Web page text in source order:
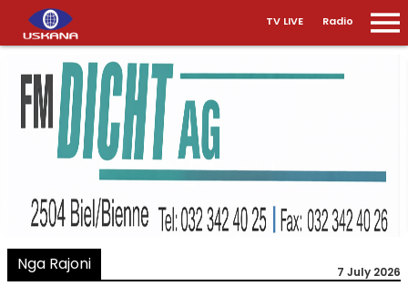
TV LIVE Radio
Nga Rajoni 7 July 2026